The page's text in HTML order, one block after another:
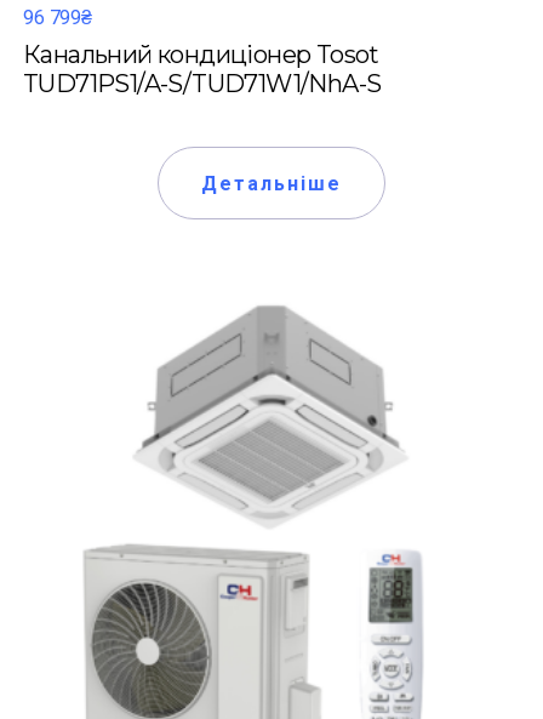
96 799₴
Канальний кондиціонер Tosot
TUD71PS1/A-S/TUD71W1/NhA-S
Детальніше